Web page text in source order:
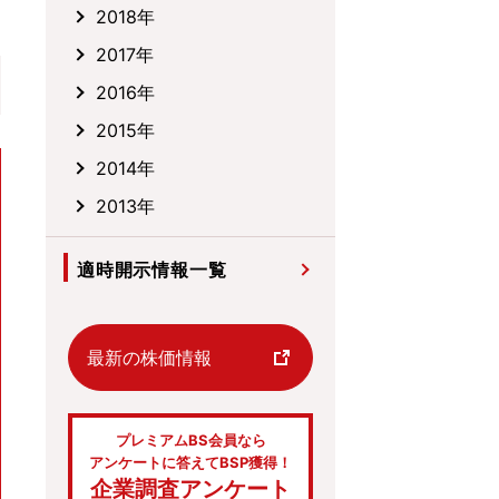
2018年
2017年
2016年
2015年
2014年
2013年
適時開示情報一覧
最新の株価情報
プレミアムBS会員なら
アンケートに答えてBSP獲得！
企業調査アンケート